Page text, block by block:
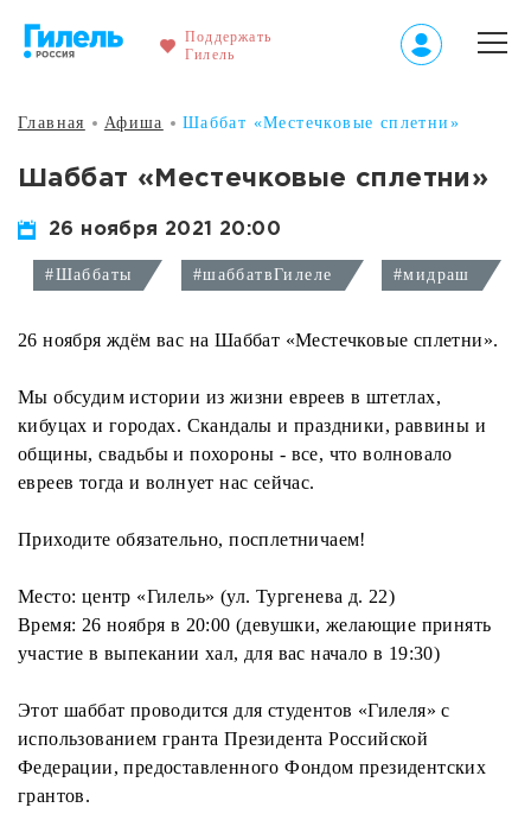
Поддержать
Гилель
Главная Афиша Шаббат «Местечковые сплетни»
Шаббат «Местечковые сплетни»
26 ноября 2021 20:00
#Шаббаты #шаббатвГилеле #мидраш
26 ноября ждём вас на Шаббат «Местечковые сплетни».
Мы обсудим истории из жизни евреев в штетлах,
кибуцах и городах. Скандалы и праздники, раввины и
общины, свадьбы и похороны - все, что волновало
евреев тогда и волнует нас сейчас.
Приходите обязательно, посплетничаем!
Место: центр «Гилель» (ул. Тургенева д. 22)
Время: 26 ноября в 20:00 (девушки, желающие принять
участие в выпекании хал, для вас начало в 19:30)
Этот шаббат проводится для студентов «Гилеля» с
использованием гранта Президента Российской
Федерации, предоставленного Фондом президентских
грантов.